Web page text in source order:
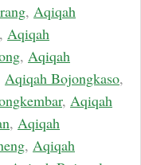
, Aqiqah
, Aqiqah
, Aqiqah
Aqiqah Bojongkaso,
, Aqiqah
, Aqiqah
, Aqiqah